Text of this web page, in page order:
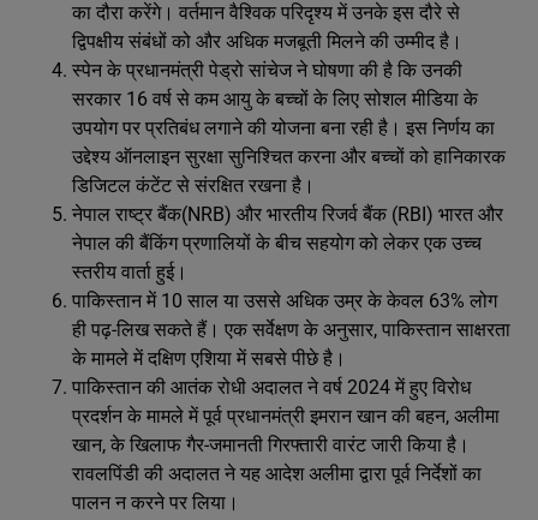
का दौरा करेंगे। वर्तमान वैश्विक परिदृश्य में उनके इस दौरे से
द्विपक्षीय संबंधों को और अधिक मजबूती मिलने की उम्मीद है।
स्पेन के प्रधानमंत्री पेड्रो सांचेज ने घोषणा की है कि उनकी
सरकार 16 वर्ष से कम आयु के बच्चों के लिए सोशल मीडिया के
उपयोग पर प्रतिबंध लगाने की योजना बना रही है। इस निर्णय का
उद्देश्य ऑनलाइन सुरक्षा सुनिश्चित करना और बच्चों को हानिकारक
डिजिटल कंटेंट से संरक्षित रखना है।
नेपाल राष्ट्र बैंक(NRB) और भारतीय रिजर्व बैंक (RBI) भारत और
नेपाल की बैंकिंग प्रणालियों के बीच सहयोग को लेकर एक उच्च
स्तरीय वार्ता हुई।
पाकिस्तान में 10 साल या उससे अधिक उम्र के केवल 63% लोग
ही पढ़-लिख सकते हैं। एक सर्वेक्षण के अनुसार, पाकिस्तान साक्षरता
के मामले में दक्षिण एशिया में सबसे पीछे है।
पाकिस्तान की आतंक रोधी अदालत ने वर्ष 2024 में हुए विरोध
प्रदर्शन के मामले में पूर्व प्रधानमंत्री इमरान खान की बहन, अलीमा
खान, के खिलाफ गैर-जमानती गिरफ्तारी वारंट जारी किया है।
रावलपिंडी की अदालत ने यह आदेश अलीमा द्वारा पूर्व निर्देशों का
पालन न करने पर लिया।